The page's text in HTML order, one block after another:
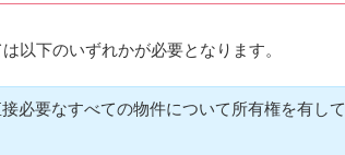
以下のいずれかが必要となります。
必要なすべての物件について所有権を有して